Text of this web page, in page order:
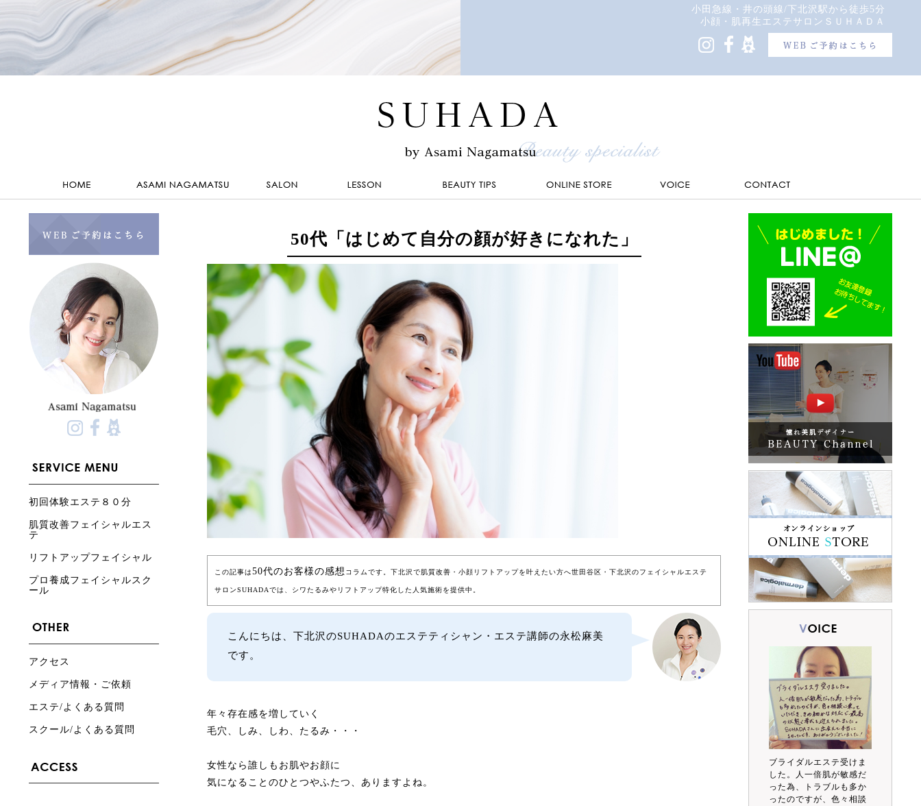
小田急線・井の頭線/下北沢駅から徒歩5分
小顔・肌再生エステサロンＳＵＨＡＤＡ
初回体験エステ８０分
肌質改善フェイシャルエス
テ
リフトアップフェイシャル
プロ養成フェイシャルスク
ール
アクセス
メディア情報・ご依頼
エステ/よくある質問
スクール/よくある質問
ブライダルエステ受けま
した。人一倍肌が敏感だ
った為、トラブルも多か
ったのですが、色々相談
50代「はじめて自分の顔が好きになれた」
この記事は50代のお客様の感想 コラムです。下北沢で肌質改善・小顔リフトアップを叶えたい方へ世田谷区・下北沢のフェイシャルエステ
サロンSUHADAでは、シワたるみやリフトアップ特化した人気施術を提供中。
こんにちは、下北沢のSUHADAのエステティシャン・エステ講師の永松麻美
です。
年々存在感を増していく
毛穴、しみ、しわ、たるみ・・・
女性なら誰しもお肌やお顔に
気になることのひとつやふたつ、ありますよね。